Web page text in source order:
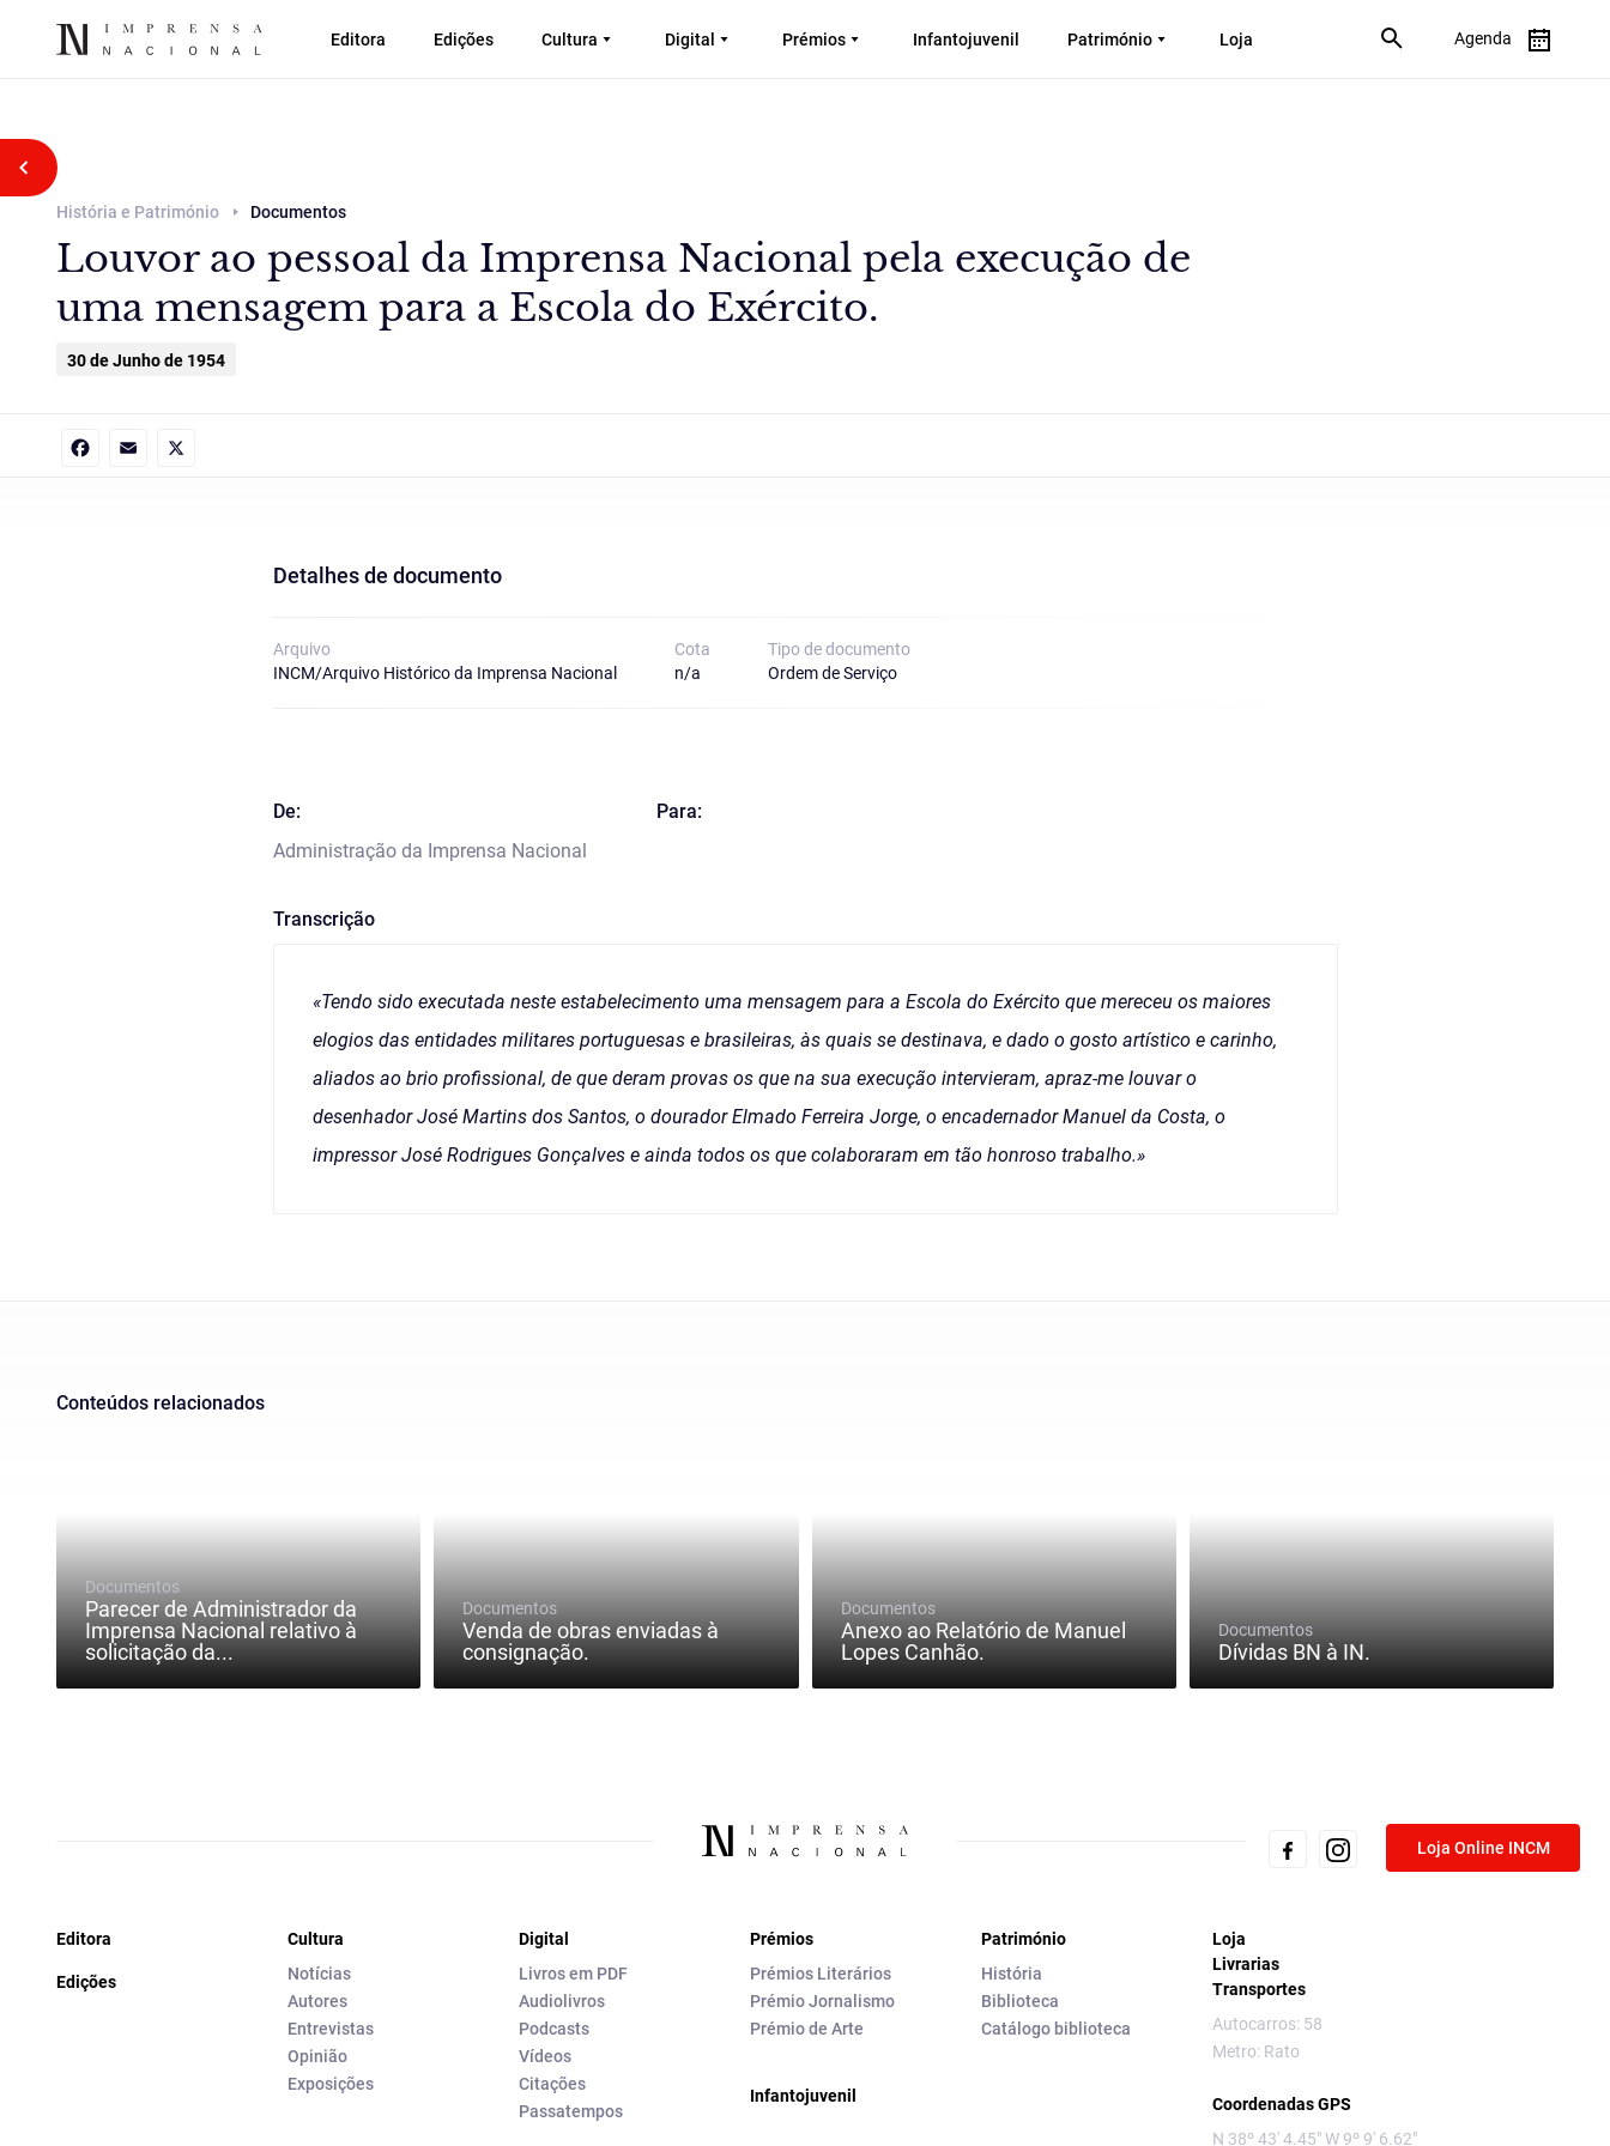
Editora Edições Cultura Digital Prémios Infantojuvenil Património Loja Agenda
Voltar atrás
História e Património Documentos
Louvor ao pessoal da Imprensa Nacional pela execução de
uma mensagem para a Escola do Exército.
30 de Junho de 1954
Detalhes de documento
Arquivo
INCM/Arquivo Histórico da Imprensa Nacional
Cota
n/a
Tipo de documento
Ordem de Serviço
De:
Administração da Imprensa Nacional
Para:
Transcrição
«Tendo sido executada neste estabelecimento uma mensagem para a Escola do Exército que mereceu os maiores
elogios das entidades militares portuguesas e brasileiras, às quais se destinava, e dado o gosto artístico e carinho,
aliados ao brio profissional, de que deram provas os que na sua execução intervieram, apraz-me louvar o
desenhador José Martins dos Santos, o dourador Elmado Ferreira Jorge, o encadernador Manuel da Costa, o
impressor José Rodrigues Gonçalves e ainda todos os que colaboraram em tão honroso trabalho.»
Conteúdos relacionados
Documentos
Parecer de Administrador da
Imprensa Nacional relativo à
solicitação da...
Documentos
Venda de obras enviadas à
consignação.
Documentos
Anexo ao Relatório de Manuel
Lopes Canhão.
Documentos
Dívidas BN à IN.
Loja Online INCM
Editora
Edições
Cultura
Notícias
Autores
Entrevistas
Opinião
Exposições
Digital
Livros em PDF
Audiolivros
Podcasts
Vídeos
Citações
Passatempos
Prémios
Prémios Literários
Prémio Jornalismo
Prémio de Arte
Infantojuvenil
Património
História
Biblioteca
Catálogo biblioteca
Loja
Livrarias
Transportes
Autocarros: 58
Metro: Rato
Coordenadas GPS
N 38º 43' 4.45" W 9º 9' 6.62"